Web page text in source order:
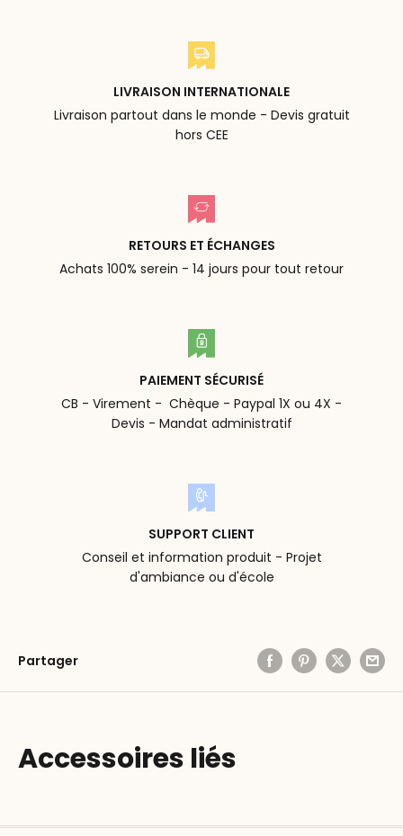
LIVRAISON INTERNATIONALE
Livraison partout dans le monde - Devis gratuit
hors CEE
RETOURS ET ÉCHANGES
Achats 100% serein - 14 jours pour tout retour
PAIEMENT SÉCURISÉ
CB - Virement - Chèque - Paypal 1X ou 4X -
Devis - Mandat administratif
SUPPORT CLIENT
Conseil et information produit - Projet
d'ambiance ou d'école
Partager
Accessoires liés